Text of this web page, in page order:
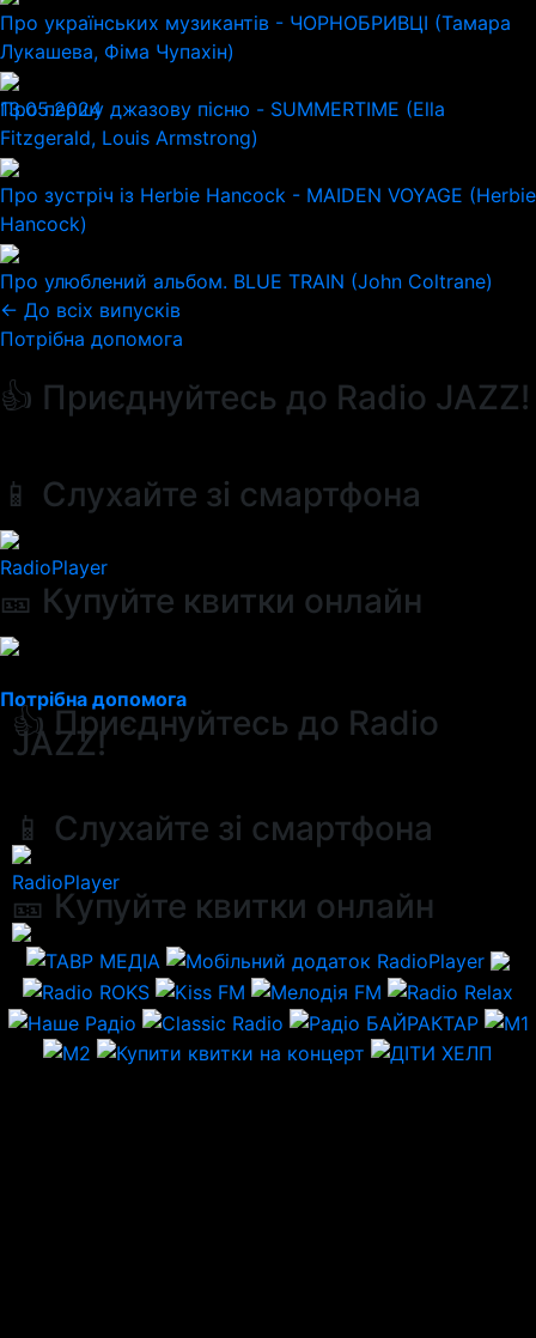
Про українських музикантів - ЧОРНОБРИВЦІ (Тамара
Лукашева, Фіма Чупахін)
13.05.2024
Про першу джазову пісню - SUMMERTIME (Ella
Fitzgerald, Louis Armstrong)
Про зустріч із Herbie Hancock - MAIDEN VOYAGE (Herbie
Hancock)
Про улюблений альбом. BLUE TRAIN (John Coltrane)
← До всіх випусків
Потрібна допомога
👍 Приєднуйтесь до Radio JAZZ!
📱 Слухайте зі смартфона
RadioPlayer
🎫 Купуйте квитки онлайн
Потрібна допомога
👍 Приєднуйтесь до Radio
JAZZ!
📱 Слухайте зі смартфона
RadioPlayer
🎫 Купуйте квитки онлайн